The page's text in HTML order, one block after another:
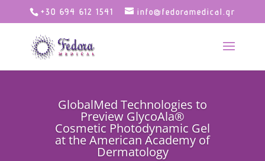
+30 694 612 1541 info@fedoramedical.gr
GlobalMed Technologies to
Preview GlycoAla®
Cosmetic Photodynamic Gel
at the American Academy of
Dermatology